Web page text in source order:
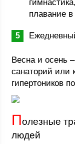
плавание
Весна и осень
санаторий или
гипертоников
Полезные
людей